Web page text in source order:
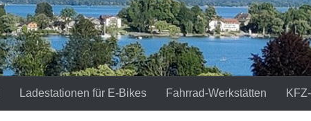
Ladestationen für E-Bikes Fahrrad-Werkstätten